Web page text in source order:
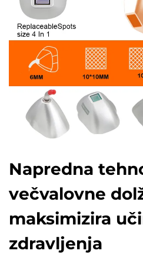
Napredna
večvalovne
maksimizira
zdravljenja